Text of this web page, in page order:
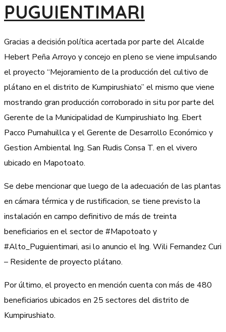
PUGUIENTIMARI
Gracias a decisión política acertada por parte del Alcalde
Hebert Peña Arroyo y concejo en pleno se viene impulsando
el proyecto “Mejoramiento de la producción del cultivo de
plátano en el distrito de Kumpirushiato” el mismo que viene
mostrando gran producción corroborado in situ por parte del
Gerente de la Municipalidad de Kumpirushiato Ing. Ebert
Pacco Pumahuillca y el Gerente de Desarrollo Económico y
Gestion Ambiental Ing. San Rudis Consa T. en el vivero
ubicado en Mapotoato.
Se debe mencionar que luego de la adecuación de las plantas
en cámara térmica y de rustificacion, se tiene previsto la
instalación en campo definitivo de más de treinta
beneficiarios en el sector de #Mapotoato y
#Alto_Puguientimari, asi lo anuncio el Ing. Wili Fernandez Curi
– Residente de proyecto plátano.
Por último, el proyecto en mención cuenta con más de 480
beneficiarios ubicados en 25 sectores del distrito de
Kumpirushiato.